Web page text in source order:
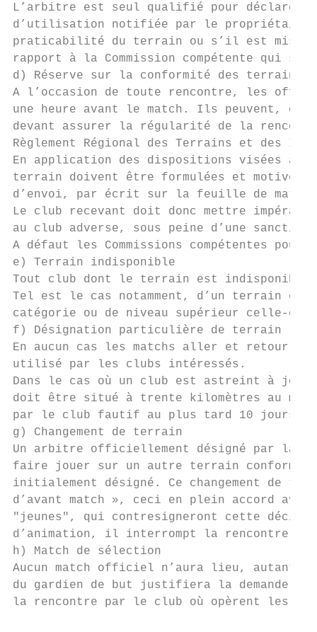
L’arbitre est seul qualifié pour déclarer
d’utilisation notifiée par le propriétaire
praticabilité du terrain ou s’il est mis
rapport à la Commission compétente qui
d) Réserve sur la conformité des terrains
A l’occasion de toute rencontre, les
une heure avant le match. Ils peuvent,
devant assurer la régularité de la
Règlement Régional des Terrains et des
En application des dispositions visées à
terrain doivent être formulées et
d’envoi, par écrit sur la feuille de match.
Le club recevant doit donc mettre
au club adverse, sous peine d’une
A défaut les Commissions compétentes
e) Terrain indisponible
Tout club dont le terrain est indisponible
Tel est le cas notamment, d’un terrain
catégorie ou de niveau supérieur celle-ci
f) Désignation particulière de terrain
En aucun cas les matchs aller et retour
utilisé par les clubs intéressés.
Dans le cas où un club est astreint à
doit être situé à trente kilomètres au
par le club fautif au plus tard 10 jours
g) Changement de terrain
Un arbitre officiellement désigné par la
faire jouer sur un autre terrain conforme
initialement désigné. Ce changement de
d’avant match », ceci en plein accord
"jeunes", qui contresigneront cette
d’animation, il interrompt la rencontre en
h) Match de sélection
Aucun match officiel n’aura lieu, autant
du gardien de but justifiera la demande
la rencontre par le club où opèrent les